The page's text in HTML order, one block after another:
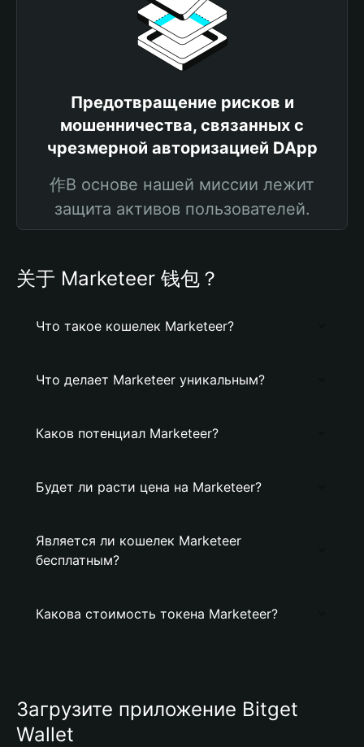
Предотвращение рисков и
мошенничества, связанных с
чрезмерной авторизацией DApp
作В основе нашей миссии лежит
защита активов пользователей.
关于 Marketeer 钱包？
Что такое кошелек Marketeer?
Что делает Marketeer уникальным?
Каков потенциал Marketeer?
Будет ли расти цена на Marketeer?
Является ли кошелек Marketeer
бесплатным?
Какова стоимость токена Marketeer?
Загрузите приложение Bitget
Wallet